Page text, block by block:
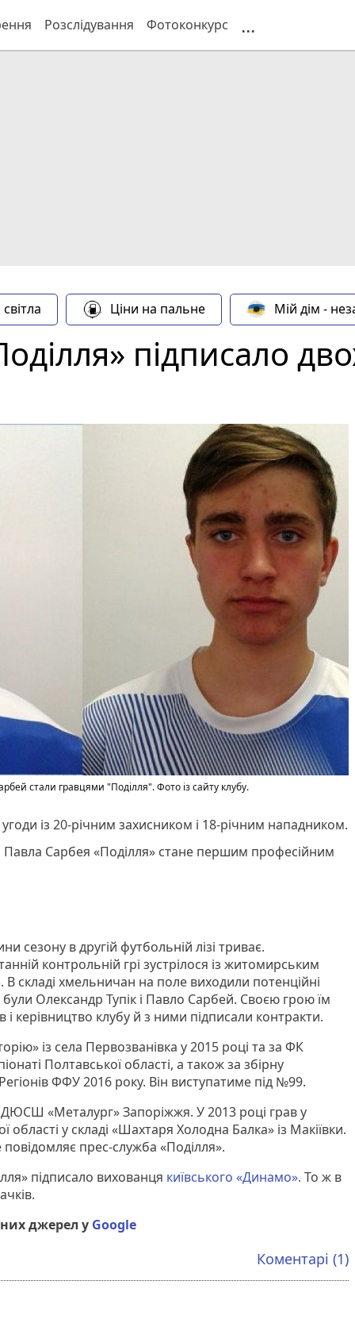
Розслідування Фотоконкурс ...
Ціни на пальне Мій дім -
підписало
стали гравцями "Поділля". Фото із сайту клубу.
із 20-річним захисником і 18-річним нападником.
Павла Сарбея «Поділля» стане першим професійним
сезону в другій футбольній лізі триває.
контрольній грі зустрілося із житомирським
В складі хмельничан на поле виходили потенційні
Олександр Тупік і Павло Сарбей. Своєю грою їм
і керівництво клубу й з ними підписали контракти.
із села Первозванівка у 2015 році та за ФК
Полтавської області, а також за збірну
ФФУ 2016 року. Він виступатиме під №99.
«Металург» Запоріжжя. У 2013 році грав у
у складі «Шахтаря Холодна Балка» із Макіївки.
прес-служба «Поділля».
підписало вихованця київського «Динамо». То ж в
джерел у Google
Коментарі (1)